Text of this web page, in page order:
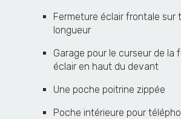
Fermeture éclair frontale sur
longueur
Garage pour le curseur de la
éclair en haut du devant
Une poche poitrine zippée
Poche intérieure pour